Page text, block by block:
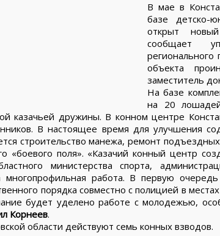
В мае в
базе детско-
открыт
сообщает
регионального
объекта
заместитель
На базе
на 20
казачьей дружины. В конном центре
В настоящее время для улучшения
строительство манежа, ремонт
«боевого поля». «Казачий конный центр
министерства спорта,
многопрофильная работа. В первую
порядка совместно с полицией в
будет уделено работе с молодежью,
Корнеев.
области действуют семь конных взводов.